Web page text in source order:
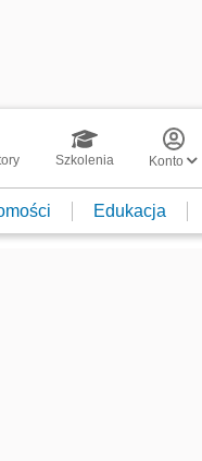
Szkolenia Konto
Edukacja